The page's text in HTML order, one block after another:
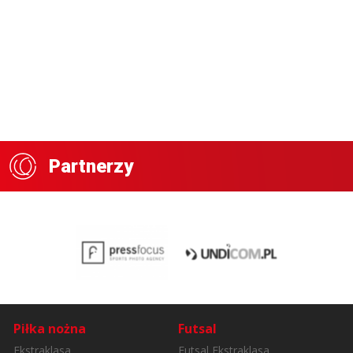
Partnerzy
Piłka nożna Futsal